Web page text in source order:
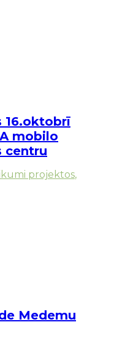
16.oktobrī
mobilo
centru
projektos,
Medemu